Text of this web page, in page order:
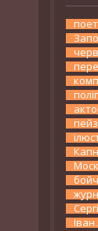
поет